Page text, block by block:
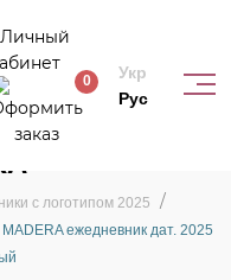
0
Укр
Рус
с логотипом 2025
MADERA ежедневник дат. 2025